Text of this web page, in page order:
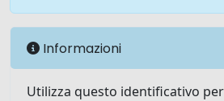
Informazioni
Utilizza questo identificativo